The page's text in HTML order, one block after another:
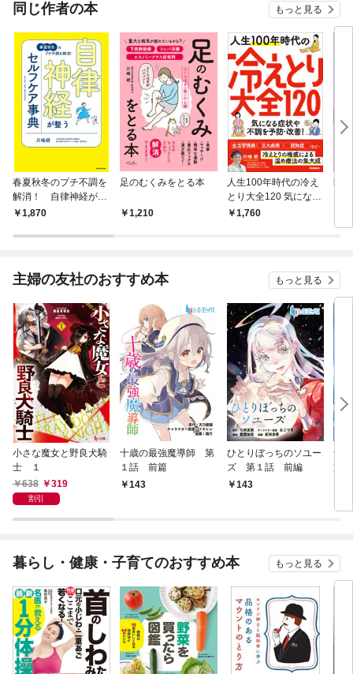
同じ作者の本 もっと見る
春夏秋冬のプチ不調を
解消！ 自律神経が整
うセルフケア事典
1,870
足のむくみをとる本
1,210
人生100年時代の冷え
とり大全120 気になる
症状や不調を予防・改
1,760
主婦の友社のおすすめ本 もっと見る
小さな魔女と野良犬騎
士 １
638
319
割引
十歳の最強魔導師 第
１話 前篇
143
ひとりぼっちのソユー
ズ 第１話 前編
143
無
第
暮らし・健康・子育てのおすすめ本 もっと見る